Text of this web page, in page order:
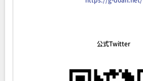
公式Twitter